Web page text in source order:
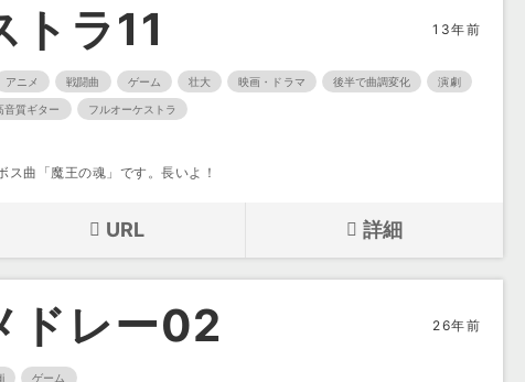
トラ11 13年前
アニメ 戦闘曲 ゲーム 壮大 映画・ドラマ 後半で曲調変化 演劇
音質ギター フルオーケストラ
ス曲「魔王の魂」です。長いよ！
URL 詳細
ドレー02 26年前
ゲーム